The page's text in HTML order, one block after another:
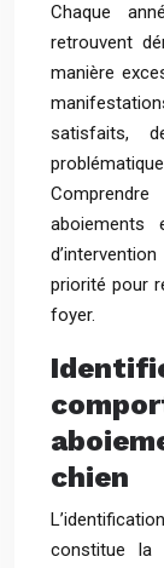
Chaque
retrouvent
manière
satisfaits,
aboiements
priorité pour
foyer.
chien
constitue la